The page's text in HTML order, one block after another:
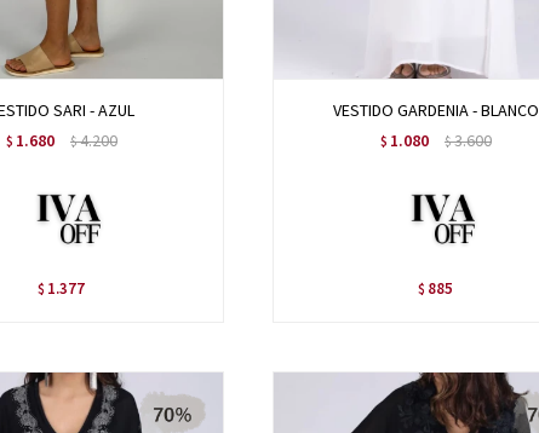
SARI - AZUL
$ 1.680 $4.200
$ 1.377
VESTIDO GARDENIA - BLANCO
$ 1.080 $3.600
$ 885